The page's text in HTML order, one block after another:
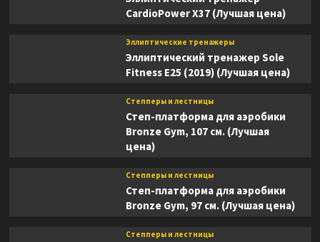
CardioPower X37 (Лучшая цена)
Эллиптические тренажеры
Эллиптический тренажер Sole
Fitness E25 (2019) (Лучшая цена)
Степперы и лестницы
Степ-платформа для аэробики
Bronze Gym, 107 см. (Лучшая
цена)
Степперы и лестницы
Степ-платформа для аэробики
Bronze Gym, 97 см. (Лучшая цена)
Степперы и лестницы